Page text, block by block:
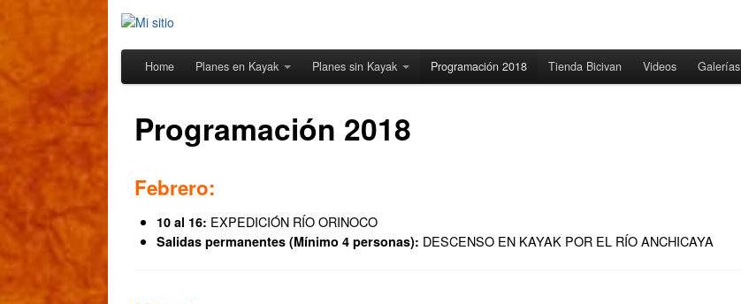
Home Planes en Kayak Planes sin Kayak Programación 2018 Tienda Bicivan Videos Galerías
Programación 2018
Febrero:
10 al 16: EXPEDICIÓN RÍO ORINOCO
Salidas permanentes (Mínimo 4 personas): DESCENSO EN KAYAK POR EL RÍO ANCHICAYA